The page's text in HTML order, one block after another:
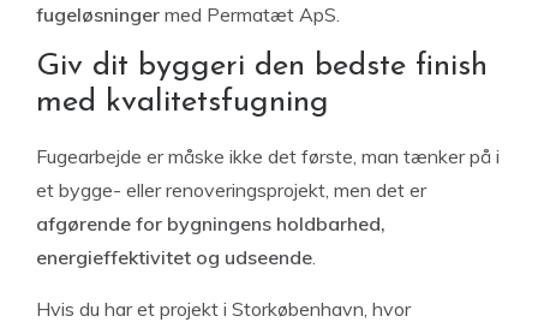
fugeløsninger med Permatæt ApS.
Giv dit byggeri den bedste finish
med kvalitetsfugning
Fugearbejde er måske ikke det første, man tænker på i
et bygge- eller renoveringsprojekt, men det er
afgørende for bygningens holdbarhed,
energieffektivitet og udseende
Hvis du har et projekt i Storkøbenhavn, hvor